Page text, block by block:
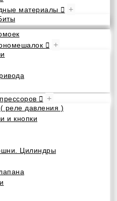
материалы
+
+
+
реле давления )
и кнопки
Цилиндры